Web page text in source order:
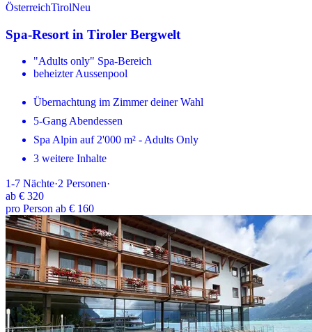
ÖsterreichTirolNeu
Spa-Resort in Tiroler Bergwelt
"Adults only" Spa-Bereich
beheizter Aussenpool
Übernachtung im Zimmer deiner Wahl
5-Gang Abendessen
Spa Alpin auf 2'000 m² - Adults Only
3 weitere Inhalte
1-7 Nächte·2 Personen·
ab € 320
pro Person ab € 160